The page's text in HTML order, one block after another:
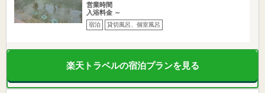
営業時間
入浴料金 ～
宿泊 貸切風呂、個室風呂
楽天トラベルの宿泊プランを見る